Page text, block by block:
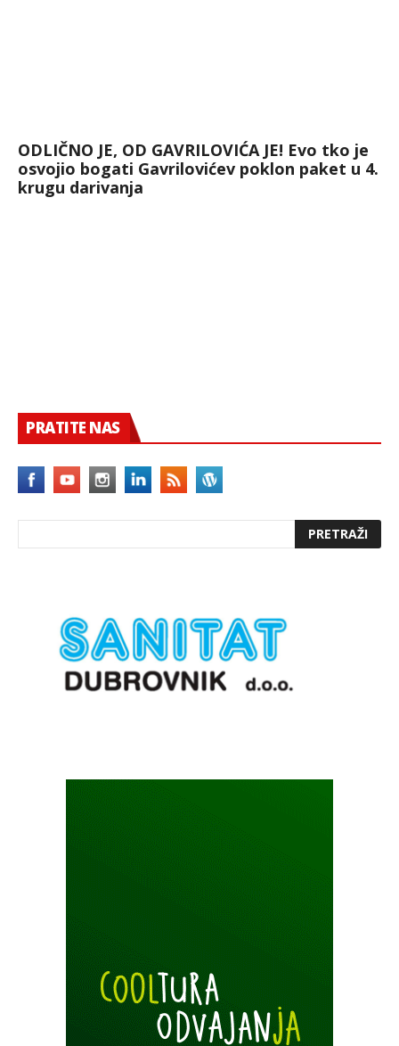
ODLIČNO JE, OD GAVRILOVIĆA JE! Evo tko je
osvojio bogati Gavrilovićev poklon paket u 4.
krugu darivanja
PRATITE NAS